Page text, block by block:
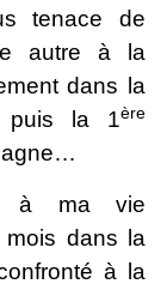
tenace de
autre à la
dans la
puis la 1ère
à ma vie
mois dans la
à la